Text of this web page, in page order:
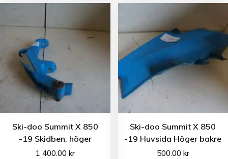
Ski-doo Summit X 850
-19 Skidben, höger
1 400.00 kr
Ski-doo Summit X 850
-19 Huvsida Höger bakre
500.00 kr